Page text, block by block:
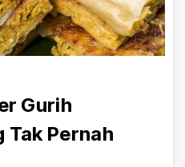
Gurih
Tak Pernah